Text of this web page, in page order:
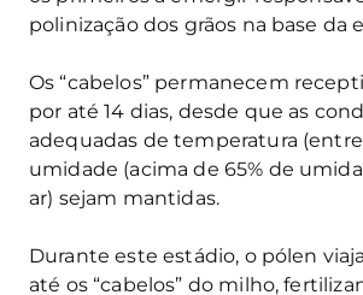
polinização dos grãos na base da
Os “cabelos” permanecem
por até 14 dias, desde que as
adequadas de temperatura (entre
umidade (acima de 65% de
ar) sejam mantidas.
Durante este estádio, o pólen
até os “cabelos” do milho,